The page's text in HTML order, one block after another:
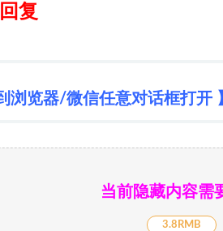
复
览器/微信任意对话框打开
当前隐藏内容需
3.8RMB